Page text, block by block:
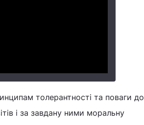
толерантності та поваги до
і за завдану ними моральну